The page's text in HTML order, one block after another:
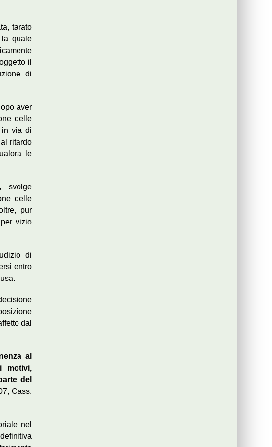
tarato
la quale
il
di
aver
delle
in via di
ritardo
le
svolge
delle
pur
vizio
di
entro
dal
al
motivi,
del
Cass.
nel